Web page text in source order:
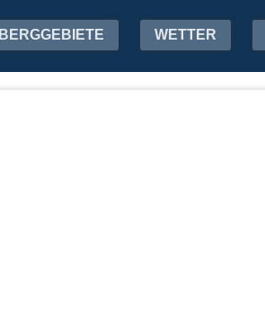
BERGGEBIETE WETTER